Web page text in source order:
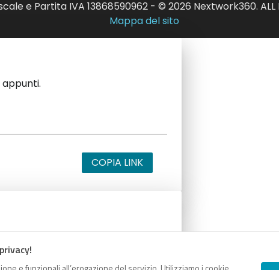
e Partita IVA 13868590962 - © 2026 Nextwork360. ALL
Mappa del sito
appunti.
COPIA LINK
appunti.